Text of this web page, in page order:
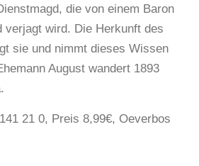
die von einem Baron
verjagt wird. Die Herkunft des
sie und nimmt dieses Wissen
August wandert 1893
21 0, Preis 8,99€, Oeverbos